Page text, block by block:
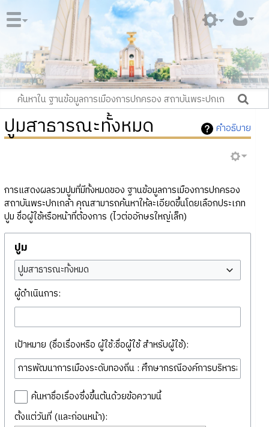
คำอธิบาย
ปูมสาธารณะทั้งหมด
การแสดงผลรวมปูมที่มีทั้งหมดของ ฐานข้อมูลการเมืองการปกครอง
สถาบันพระปกเกล้า คุณสามารถค้นหาให้ละเอียดขึ้นโดยเลือกประเภท
ปูม ชื่อผู้ใช้หรือหน้าที่ต้องการ (ไวต่ออักษรใหญ่เล็ก)
ปูม
ปูมสาธารณะทั้งหมด
ผู้ดำเนินการ:
เป้าหมาย (ชื่อเรื่องหรือ ผู้ใช้:ชื่อผู้ใช้ สำหรับผู้ใช้):
ค้นหาชื่อเรื่องซึ่งขึ้นต้นด้วยข้อความนี้
ตั้งแต่วันที่ (และก่อนหน้า):